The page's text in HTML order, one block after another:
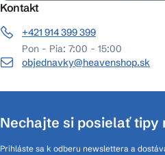
Kontakt
+421 914 399 399
Pon - Pia: 7:00 - 15:00
objednavky@heavenshop.sk
Nechajte si posielať tipy
Prihláste sa k odberu newslettera a